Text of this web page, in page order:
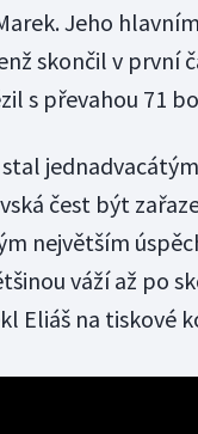
Jeho
skončil v první
s převahou 71
stal
čest být
největším
váží až po
Eliáš na tiskové